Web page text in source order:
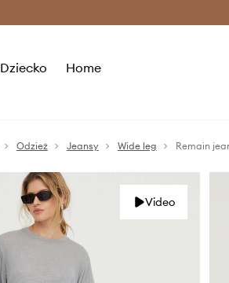
Dziecko Home
Odzież Jeansy Wide leg Remain
Video